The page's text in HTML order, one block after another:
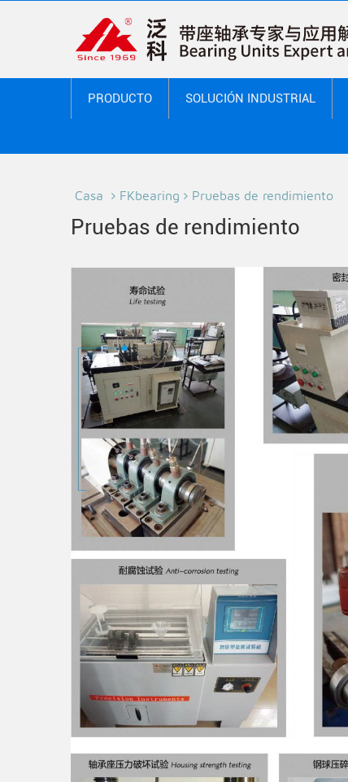
PRODUCTO SOLUCIÓN INDUSTRIAL
Casa FKbearing Pruebas de rendimiento
Pruebas de rendimiento